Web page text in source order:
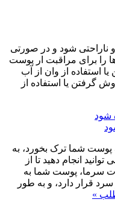
شود و در صورتی
را برای مراقبت ار پوست
استفاده از وان از آب
گرفتن یا استفاده از
شما ترک بخورد، به
انجام دهید تا از
سرما، پوست شما به
قرار دارد، و به طور
»